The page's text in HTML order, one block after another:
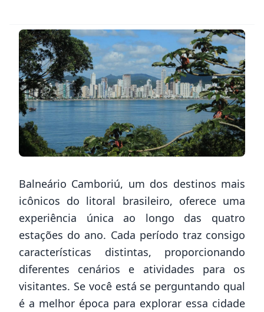
Balneário Camboriú, um dos destinos mais
icônicos do litoral brasileiro, oferece uma
experiência única ao longo das quatro
estações do ano. Cada período traz consigo
características distintas, proporcionando
diferentes cenários e atividades para os
visitantes. Se você está se perguntando qual
é a melhor época para explorar essa cidade